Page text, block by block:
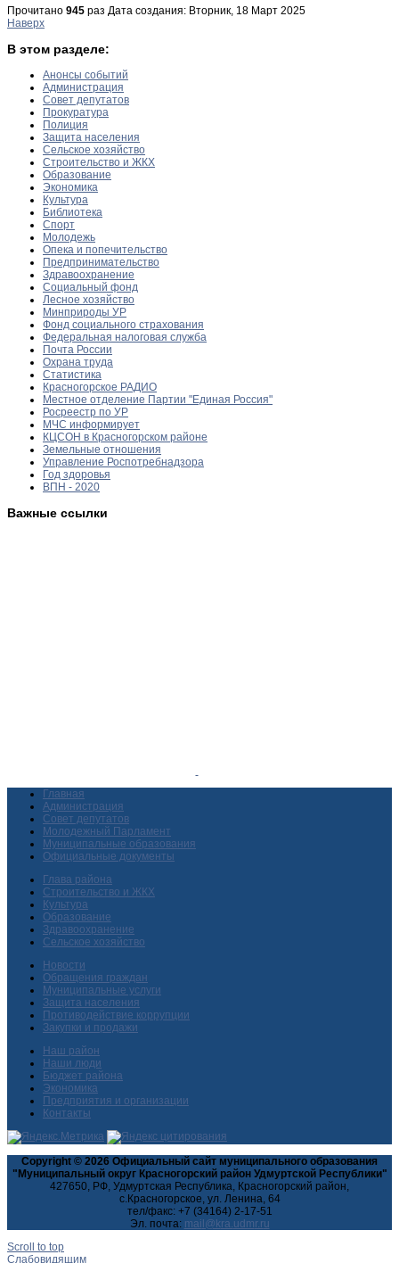
Прочитано 945 раз Дата создания: Вторник, 18 Март 2025
Наверх
В этом разделе:
Анонсы событий
Администрация
Совет депутатов
Прокуратура
Полиция
Защита населения
Сельское хозяйство
Строительство и ЖКХ
Образование
Экономика
Культура
Библиотека
Спорт
Молодежь
Опека и попечительство
Предпринимательство
Здравоохранение
Социальный фонд
Лесное хозяйство
Минприроды УР
Фонд социального страхования
Федеральная налоговая служба
Почта России
Охрана труда
Статистика
Красногорское РАДИО
Местное отделение Партии "Единая Россия"
Росреестр по УР
МЧС информирует
КЦСОН в Красногорском районе
Земельные отношения
Управление Роспотребнадзора
Год здоровья
ВПН - 2020
Важные ссылки
Главная
Администрация
Совет депутатов
Молодежный Парламент
Муниципальные образования
Официальные документы
Глава района
Строительство и ЖКХ
Культура
Образование
Здравоохранение
Сельское хозяйство
Новости
Обращения граждан
Муниципальные услуги
Защита населения
Противодействие коррупции
Закупки и продажи
Наш район
Наши люди
Бюджет района
Экономика
Предприятия и организации
Контакты
Copyright © 2026 Официальный сайт муниципального образования
"Муниципальный округ Красногорский район Удмуртской Республики"
427650, РФ, Удмуртская Республика, Красногорский район,
с.Красногорское, ул. Ленина, 64
тел/факс: +7 (34164) 2-17-51
Эл. почта:
Scroll to top
Слабовидящим